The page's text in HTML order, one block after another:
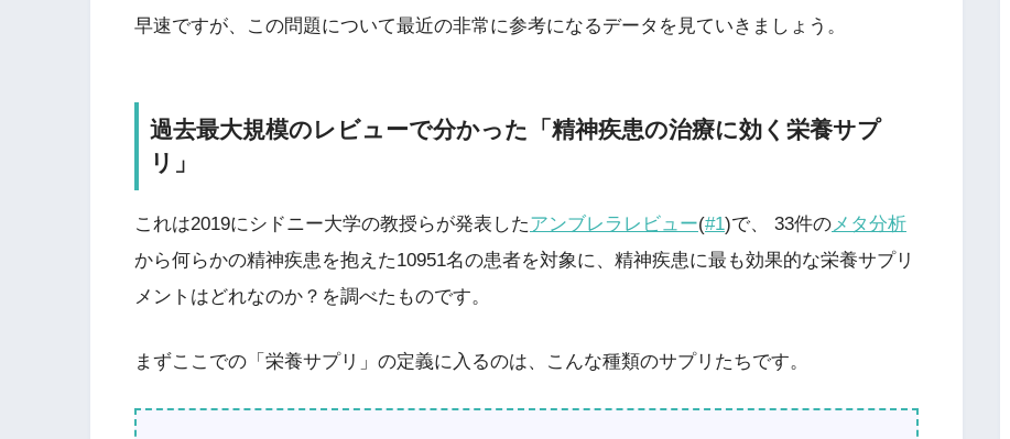
早速ですが、この問題について最近の非常に参考になるデータを見ていきましょう。
過去最大規模のレビューで分かった「精神疾患の治療に効く栄養サプ
リ」
これは2019にシドニー大学の教授らが発表したアンブレラレビュー(#1)で、 33件のメタ分析
から何らかの精神疾患を抱えた10951名の患者を対象に、精神疾患に最も効果的な栄養サプリ
メントはどれなのか？を調べたものです。
まずここでの「栄養サプリ」の定義に入るのは、こんな種類のサプリたちです。